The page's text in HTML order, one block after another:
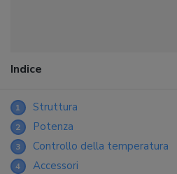
Indice
1 Struttura
2 Potenza
3 Controllo della temperatura
4 Accessori